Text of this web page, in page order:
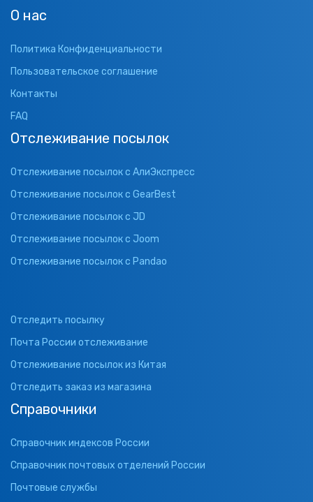
О нас
Политика Конфиденциальности
Пользовательское соглашение
Контакты
FAQ
Отслеживание посылок
Отслеживание посылок с АлиЭкспресс
Отслеживание посылок с GearBest
Отслеживание посылок с JD
Отслеживание посылок с Joom
Отслеживание посылок с Pandao
Отследить посылку
Почта России отслеживание
Отслеживание посылок из Китая
Отследить заказ из магазина
Справочники
Справочник индексов России
Справочник почтовых отделений России
Почтовые службы